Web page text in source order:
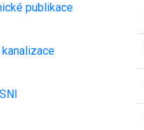
publikace